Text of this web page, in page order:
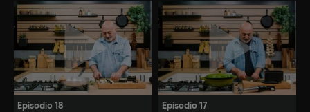
Episodio 18 Episodio 17